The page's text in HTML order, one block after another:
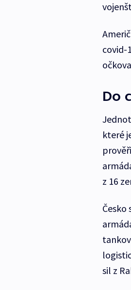
covid-
Do
které
z 16
sil z